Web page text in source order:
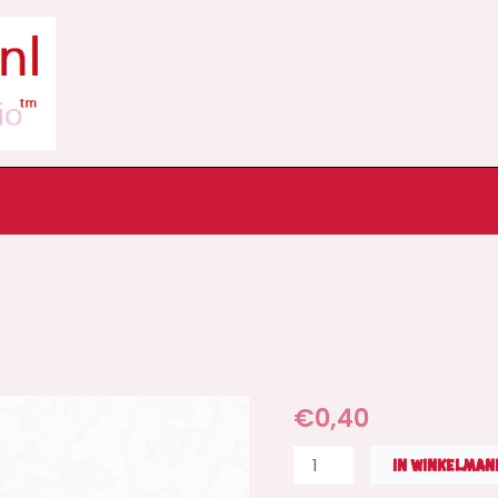
€0,40
Sticker
IN